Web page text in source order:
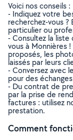
Voici nos conseils :
- Indiquez votre
recherchez-vous
particulier ou
- Consultez la
vous à Monnières
proposés, les
laissés par leurs
- Conversez avec
pour des
- Du contrat de
par la prise de
factures : utilisez
prestation.
Comment